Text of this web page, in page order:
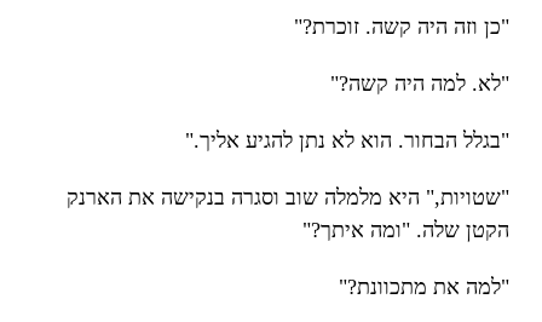
"כן וזה היה קשה. זוכרת?"
"לא. למה היה קשה?"
"בגלל הבחור. הוא לא נתן להגיע אליך."
"שטויות," היא מלמלה שוב וסגרה בנקישה את הארנק
הקטן שלה. "ומה איתך?"
"למה את מתכוונת?"